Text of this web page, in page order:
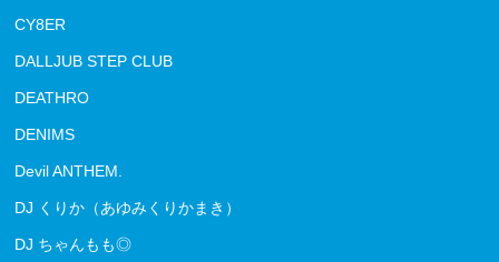
CY8ER
DALLJUB STEP CLUB
DEATHRO
DENIMS
Devil ANTHEM.
DJ くりか（あゆみくりかまき）
DJ ちゃんもも◎